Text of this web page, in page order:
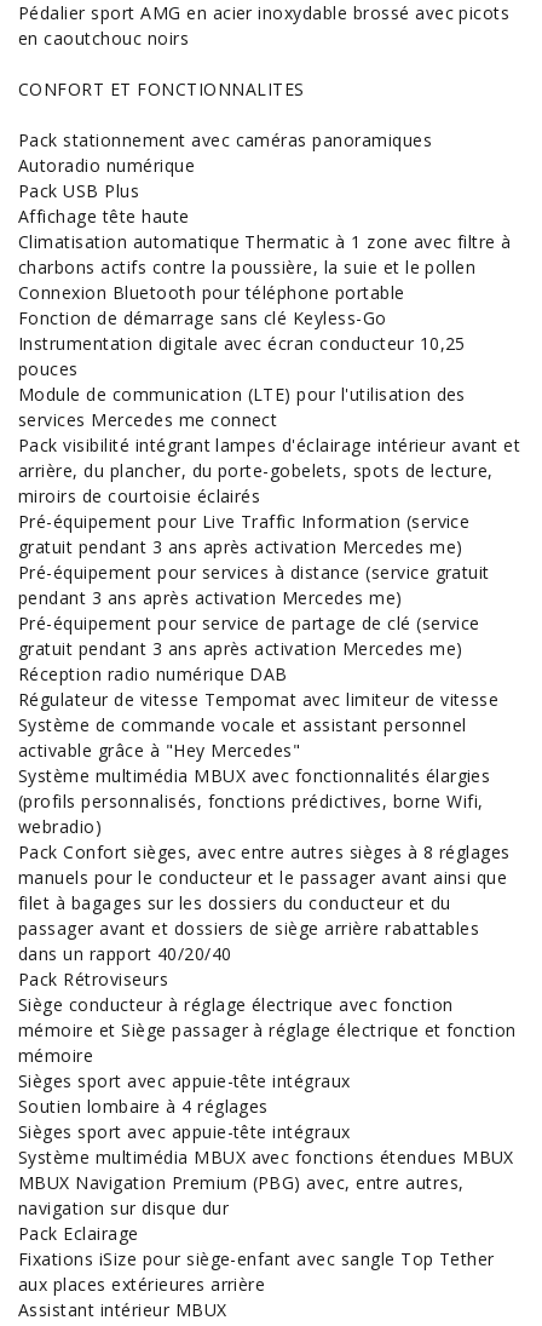
Pédalier sport AMG en acier inoxydable brossé avec picots
en caoutchouc noirs
CONFORT ET FONCTIONNALITES
Pack stationnement avec caméras panoramiques
Autoradio numérique
Pack USB Plus
Affichage tête haute
Climatisation automatique Thermatic à 1 zone avec filtre à
charbons actifs contre la poussière, la suie et le pollen
Connexion Bluetooth pour téléphone portable
Fonction de démarrage sans clé Keyless-Go
Instrumentation digitale avec écran conducteur 10,25
pouces
Module de communication (LTE) pour l'utilisation des
services Mercedes me connect
Pack visibilité intégrant lampes d'éclairage intérieur avant et
arrière, du plancher, du porte-gobelets, spots de lecture,
miroirs de courtoisie éclairés
Pré-équipement pour Live Traffic Information (service
gratuit pendant 3 ans après activation Mercedes me)
Pré-équipement pour services à distance (service gratuit
pendant 3 ans après activation Mercedes me)
Pré-équipement pour service de partage de clé (service
gratuit pendant 3 ans après activation Mercedes me)
Réception radio numérique DAB
Régulateur de vitesse Tempomat avec limiteur de vitesse
Système de commande vocale et assistant personnel
activable grâce à "Hey Mercedes"
Système multimédia MBUX avec fonctionnalités élargies
(profils personnalisés, fonctions prédictives, borne Wifi,
webradio)
Pack Confort sièges, avec entre autres sièges à 8 réglages
manuels pour le conducteur et le passager avant ainsi que
filet à bagages sur les dossiers du conducteur et du
passager avant et dossiers de siège arrière rabattables
dans un rapport 40/20/40
Pack Rétroviseurs
Siège conducteur à réglage électrique avec fonction
mémoire et Siège passager à réglage électrique et fonction
mémoire
Sièges sport avec appuie-tête intégraux
Soutien lombaire à 4 réglages
Sièges sport avec appuie-tête intégraux
Système multimédia MBUX avec fonctions étendues MBUX
MBUX Navigation Premium (PBG) avec, entre autres,
navigation sur disque dur
Pack Eclairage
Fixations iSize pour siège-enfant avec sangle Top Tether
aux places extérieures arrière
Assistant intérieur MBUX